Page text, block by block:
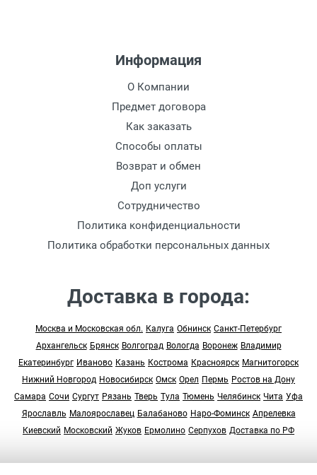
Информация
О Компании
Предмет договора
Как заказать
Способы оплаты
Возврат и обмен
Доп услуги
Сотрудничество
Политика конфиденциальности
Политика обработки персональных данных
Доставка в города:
Москва и Московская обл. Калуга Обнинск Санкт-Петербург
Архангельск Брянск Волгоград Вологда Воронеж Владимир
Екатеринбург Иваново Казань Кострома Красноярск Магнитогорск
Нижний Новгород Новосибирск Омск Орел Пермь Ростов на Дону
Самара Сочи Сургут Рязань Тверь Тула Тюмень Челябинск Чита Уфа
Ярославль Малоярославец Балабаново Наро-Фоминск Апрелевка
Киевский Московский Жуков Ермолино Серпухов Доставка по РФ